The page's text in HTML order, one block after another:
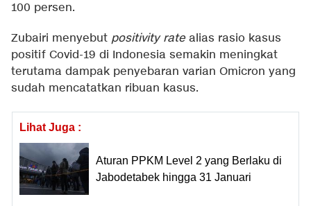
100 persen.
Zubairi menyebut positivity rate alias rasio kasus
positif Covid-19 di Indonesia semakin meningkat
terutama dampak penyebaran varian Omicron yang
sudah mencatatkan ribuan kasus.
Lihat Juga :
Aturan PPKM Level 2 yang Berlaku di
Jabodetabek hingga 31 Januari